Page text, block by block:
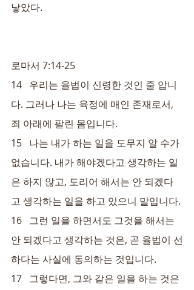
낳았다.
로마서 7:14-25
14   우리는 율법이 신령한 것인 줄 압니
다. 그러나 나는 육정에 매인 존재로서,
죄 아래에 팔린 몸입니다.
15   나는 내가 하는 일을 도무지 알 수가
없습니다. 내가 해야겠다고 생각하는 일
은 하지 않고, 도리어 해서는 안 되겠다
고 생각하는 일을 하고 있으니 말입니다.
16   그런 일을 하면서도 그것을 해서는
안 되겠다고 생각하는 것은, 곧 율법이 선
하다는 사실에 동의하는 것입니다.
17   그렇다면, 그와 같은 일을 하는 것은